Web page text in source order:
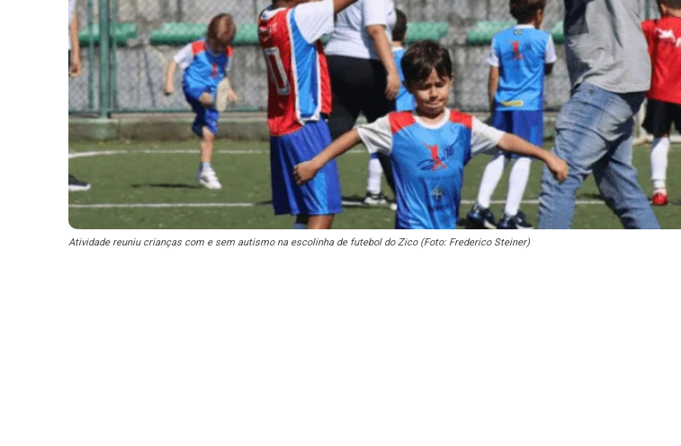
Atividade reuniu crianças com e sem autismo na escolinha de futebol do Zico (Foto: Frederico Steiner)